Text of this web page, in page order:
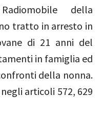
della
tratto in arresto in
di 21 anni del
in famiglia ed
della nonna.
articoli 572, 629